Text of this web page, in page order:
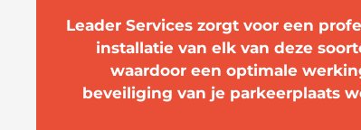
Leader Services zorgt voor een
installatie van elk van deze
waardoor een optimale
beveiliging van je parkeerplaats